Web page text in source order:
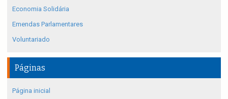
Economia Solidária
Emendas Parlamentares
Voluntariado
Páginas
Página inicial